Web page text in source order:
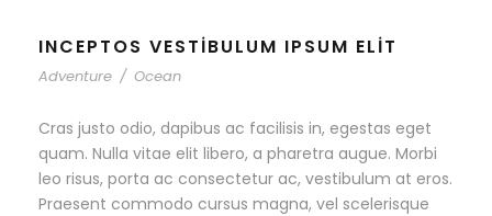
INCEPTOS VESTIBULUM IPSUM ELIT
Adventure / Ocean
Cras justo odio, dapibus ac facilisis in, egestas eget
quam. Nulla vitae elit libero, a pharetra augue. Morbi
leo risus, porta ac consectetur ac, vestibulum at eros.
Praesent commodo cursus magna, vel scelerisque